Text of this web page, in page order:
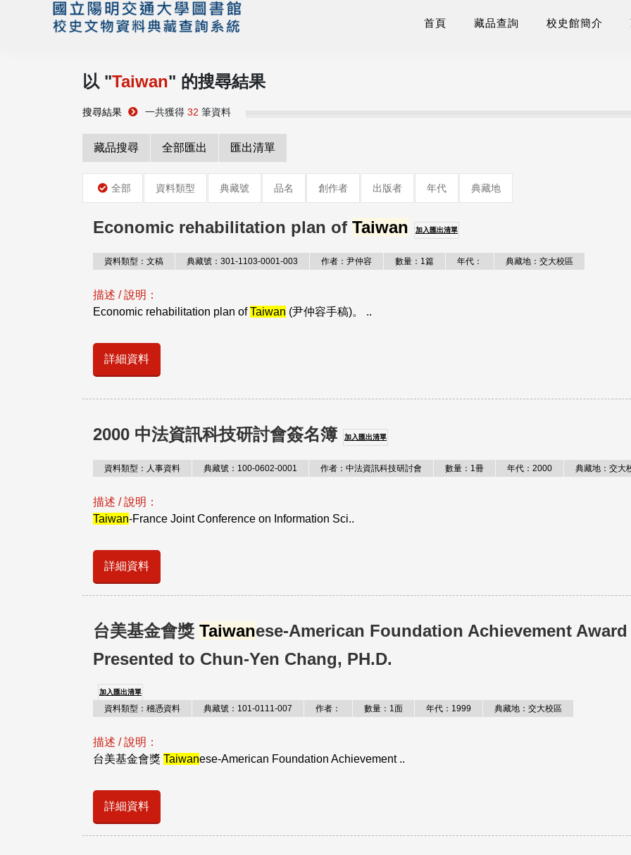
首頁 藏品查詢 校史館簡介
以 "Taiwan" 的搜尋結果
搜尋結果 一共獲得 32 筆資料
藏品搜尋 全部匯出 匯出清單
全部 資料類型 典藏號 品名 創作者 出版者 年代 典藏地
Economic rehabilitation plan of Taiwan 加入匯出清單
資料類型：文稿 典藏號：301-1103-0001-003 作者：尹仲容 數量：1篇 年代： 典藏地：交大校區
描述 / 說明：
Economic rehabilitation plan ofTaiwan (尹仲容手稿)。 ..
詳細資料
2000 中法資訊科技研討會簽名簿 加入匯出清單
資料類型：人事資料 典藏號：100-0602-0001 作者：中法資訊科技研討會 數量：1冊 年代：2000 典藏地：交大
描述 / 說明：
Taiwan-France Joint Conference on Information Sci..
詳細資料
台美基金會獎 Taiwanese-American Foundation Achievement Award
Presented to Chun-Yen Chang, PH.D.
加入匯出清單
資料類型：稽憑資料 典藏號：101-0111-007 作者： 數量：1面 年代：1999 典藏地：交大校區
描述 / 說明：
台美基金會獎 Taiwanese-American Foundation Achievement ..
詳細資料